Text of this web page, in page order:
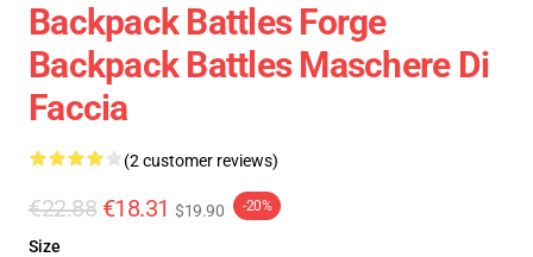
Backpack Battles Forge
Backpack Battles Maschere Di
Faccia
(2 customer reviews)
€22.88 €18.31 $19.90 -20%
Size